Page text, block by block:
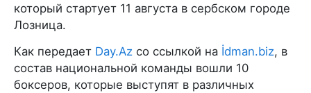
который стартует 11 августа в сербском городе
Лозница.
Как передает Day.Az со ссылкой на İdman.biz, в
состав национальной команды вошли 10
боксеров, которые выступят в различных